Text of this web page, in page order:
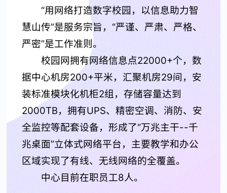
“用网络打造数字校园，以信息助力智
慧山传”是服务宗旨，“严谨、严肃、严格、
严密”是工作准则。
校园网拥有网络信息点22000+个，数
据中心机房200+平米，汇聚机房29间，安
装标准模块化机柜2组，存储容量达到
2000TB，拥有UPS、精密空调、消防、安
全监控等配套设备，形成了“万兆主干--千
兆桌面”立体式网络平台，主要教学和办公
区域实现了有线、无线网络的全覆盖。
中心目前在职员工8人。